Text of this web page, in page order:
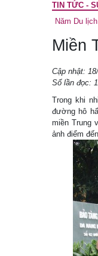
TIN TỨC -
Năm Du
Miền
Cập nhật:
Số lần đọc:
Trong khi
đường hô
miền Trung
ảnh điểm